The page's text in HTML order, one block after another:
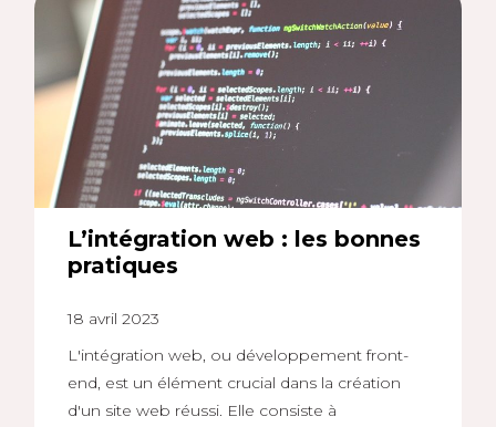
L’intégration web : les bonnes
pratiques
18 avril 2023
L'intégration web, ou développement front-
end, est un élément crucial dans la création
d'un site web réussi. Elle consiste à